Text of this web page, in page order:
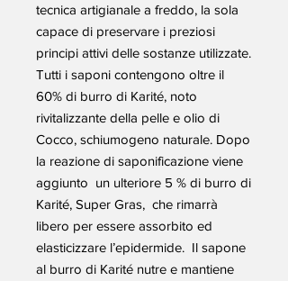
tecnica artigianale a freddo, la sola
capace di preservare i preziosi
principi attivi delle sostanze utilizzate.
Tutti i saponi contengono oltre il
60% di burro di Karité, noto
rivitalizzante della pelle e olio di
Cocco, schiumogeno naturale. Dopo
la reazione di saponificazione viene
aggiunto un ulteriore 5 % di burro di
Karité, Super Gras, che rimarrà
libero per essere assorbito ed
elasticizzare l’epidermide. Il sapone
al burro di Karité nutre e mantiene